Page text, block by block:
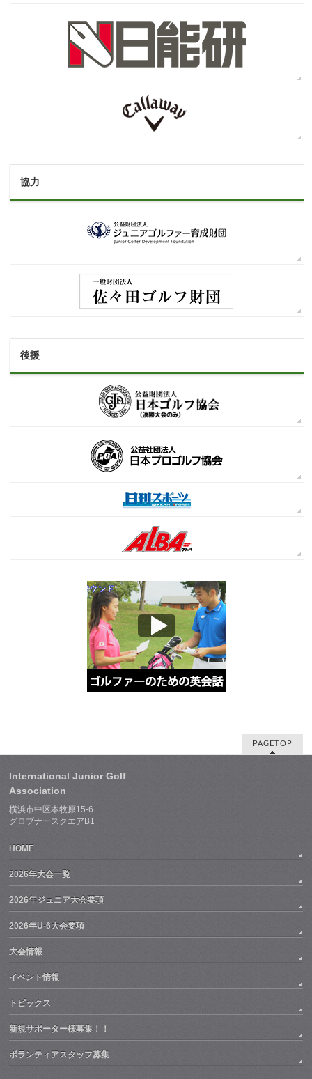
協力
後援
PAGETOP
International Junior Golf
Association
横浜市中区本牧原15-6
グロブナースクエアB1
HOME
2026年大会一覧
2026年ジュニア大会要項
2026年U-6大会要項
大会情報
イベント情報
トピックス
新規サポーター様募集！！
ボランティアスタッフ募集